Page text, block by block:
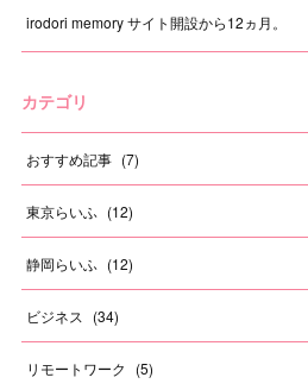
irodori memory サイト開設から12ヵ月。
カテゴリ
おすすめ記事 (7)
東京らいふ (12)
静岡らいふ (12)
ビジネス (34)
リモートワーク (5)